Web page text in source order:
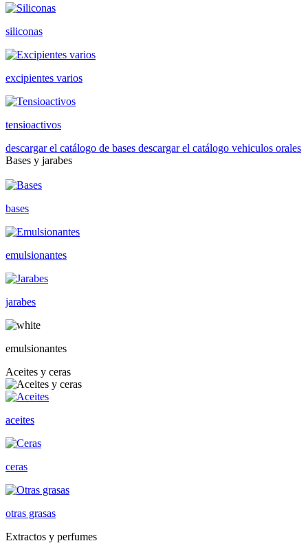
siliconas
excipientes varios
tensioactivos
descargar el catálogo de bases descargar el catálogo vehiculos orales
Bases y jarabes
bases
emulsionantes
jarabes
emulsionantes
Aceites y ceras
aceites
ceras
otras grasas
Extractos y perfumes